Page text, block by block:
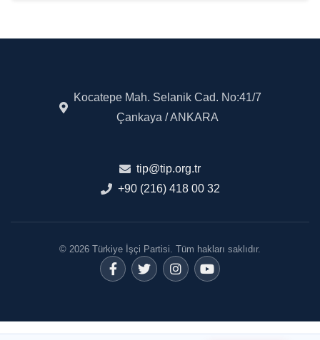
Kocatepe Mah. Selanik Cad. No:41/7
Çankaya / ANKARA
tip@tip.org.tr
+90 (216) 418 00 32
© 2026 Türkiye İşçi Partisi. Tüm hakları saklıdır.